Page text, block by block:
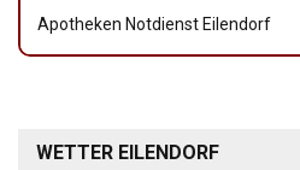
Apotheken Notdienst Eilendorf
WETTER EILENDORF